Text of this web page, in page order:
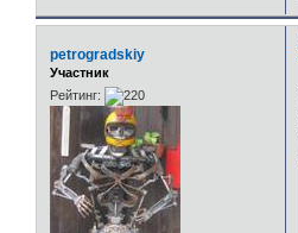
petrogradskiy
Участник
Рейтинг: